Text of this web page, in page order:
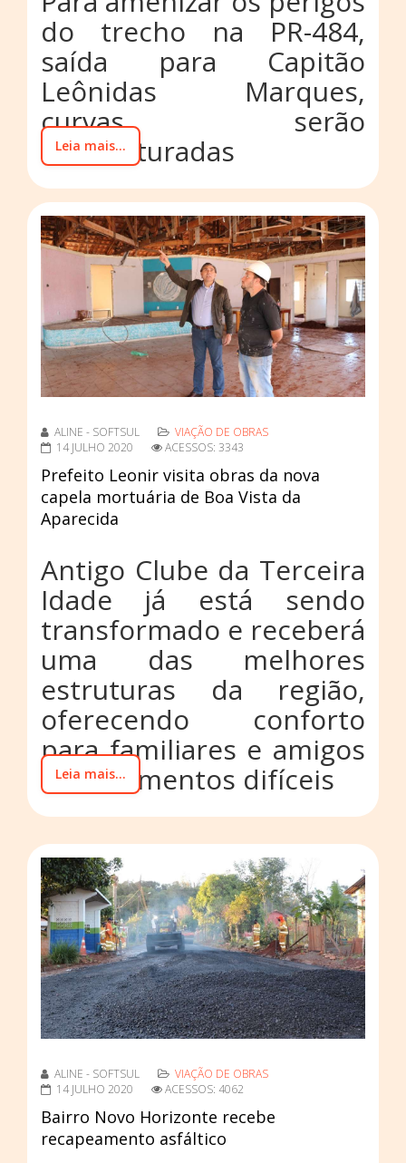
do trecho na PR-484,
saída para Capitão
Leônidas Marques,
curvas serão
reestruturadas
Leia mais...
ALINE - SOFTSUL
VIAÇÃO DE OBRAS
14 JULHO 2020
ACESSOS: 3343
Prefeito Leonir visita obras da nova
capela mortuária de Boa Vista da
Aparecida
Antigo Clube da Terceira
Idade já está sendo
transformado e receberá
uma das melhores
estruturas da região,
oferecendo conforto
para familiares e amigos
nos momentos difíceis
Leia mais...
ALINE - SOFTSUL
VIAÇÃO DE OBRAS
14 JULHO 2020
ACESSOS: 4062
Bairro Novo Horizonte recebe
recapeamento asfáltico